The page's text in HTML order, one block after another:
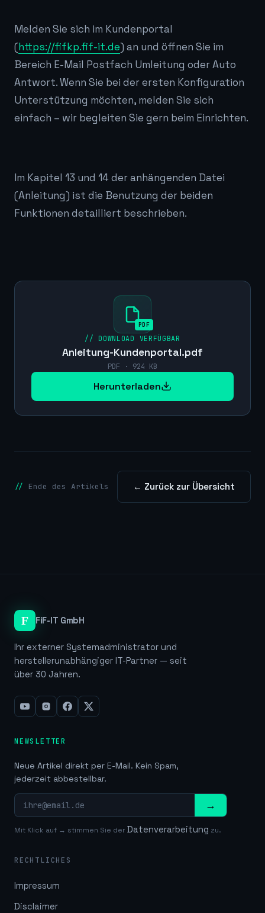
Melden Sie sich im Kundenportal
(https://fifkp.fif-it.de) an und öffnen Sie im
Bereich E-Mail Postfach Umleitung oder Auto
Antwort. Wenn Sie bei der ersten Konfiguration
Unterstützung möchten, melden Sie sich
einfach – wir begleiten Sie gern beim Einrichten.
Im Kapitel 13 und 14 der anhängenden Datei
(Anleitung) ist die Benutzung der beiden
Funktionen detailliert beschrieben.
PDF
// DOWNLOAD VERFÜGBAR
Anleitung-Kundenportal.pdf
PDF · 924 KB
Herunterladen
Ende des Artikels ← Zurück zur Übersicht
FiF-IT GmbH
Ihr externer Systemadministrator und
herstellerunabhängiger IT-Partner — seit
über 30 Jahren.
NEWSLETTER
Neue Artikel direkt per E-Mail. Kein Spam,
jederzeit abbestellbar.
→
Mit Klick auf → stimmen Sie der Datenverarbeitung zu.
RECHTLICHES
Impressum
Disclaimer